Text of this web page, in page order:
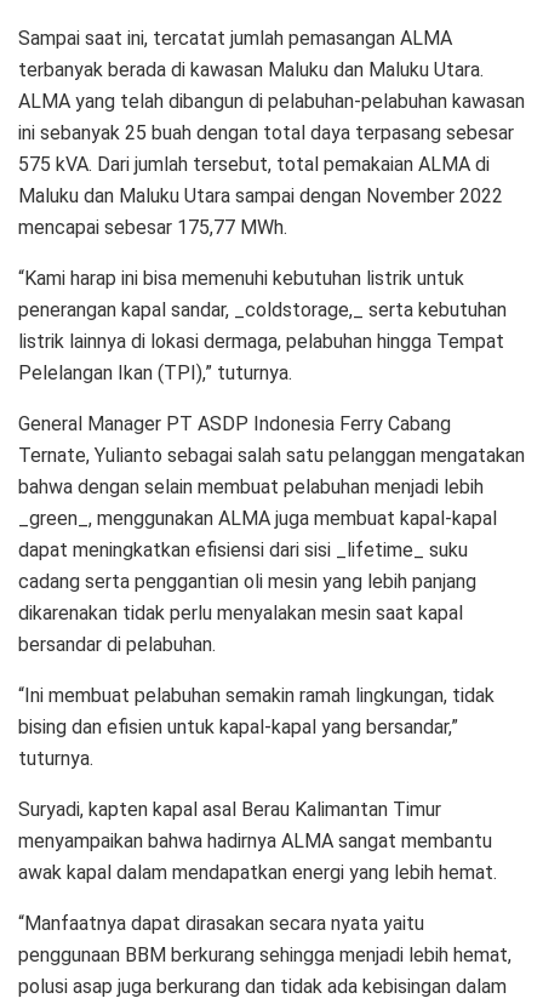
Sampai saat ini, tercatat jumlah pemasangan ALMA
terbanyak berada di kawasan Maluku dan Maluku Utara.
ALMA yang telah dibangun di pelabuhan-pelabuhan kawasan
ini sebanyak 25 buah dengan total daya terpasang sebesar
575 kVA. Dari jumlah tersebut, total pemakaian ALMA di
Maluku dan Maluku Utara sampai dengan November 2022
mencapai sebesar 175,77 MWh.
“Kami harap ini bisa memenuhi kebutuhan listrik untuk
penerangan kapal sandar, _coldstorage,_ serta kebutuhan
listrik lainnya di lokasi dermaga, pelabuhan hingga Tempat
Pelelangan Ikan (TPI),” tuturnya.
General Manager PT ASDP Indonesia Ferry Cabang
Ternate, Yulianto sebagai salah satu pelanggan mengatakan
bahwa dengan selain membuat pelabuhan menjadi lebih
_green_, menggunakan ALMA juga membuat kapal-kapal
dapat meningkatkan efisiensi dari sisi _lifetime_ suku
cadang serta penggantian oli mesin yang lebih panjang
dikarenakan tidak perlu menyalakan mesin saat kapal
bersandar di pelabuhan.
“Ini membuat pelabuhan semakin ramah lingkungan, tidak
bising dan efisien untuk kapal-kapal yang bersandar,”
tuturnya.
Suryadi, kapten kapal asal Berau Kalimantan Timur
menyampaikan bahwa hadirnya ALMA sangat membantu
awak kapal dalam mendapatkan energi yang lebih hemat.
“Manfaatnya dapat dirasakan secara nyata yaitu
penggunaan BBM berkurang sehingga menjadi lebih hemat,
polusi asap juga berkurang dan tidak ada kebisingan dalam